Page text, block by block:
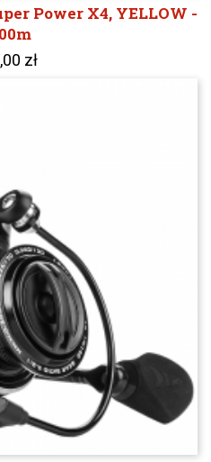
Power X4, YELLOW -
zł